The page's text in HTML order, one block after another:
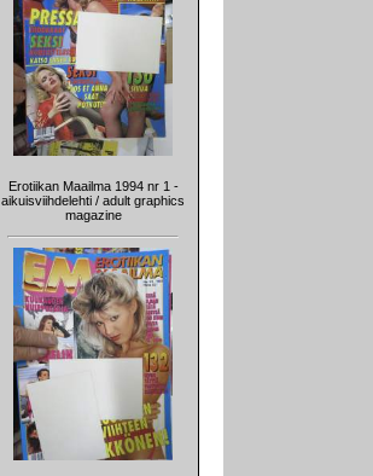
Erotiikan Maailma 1994 nr 1 -
aikuisviihdelehti / adult graphics
magazine